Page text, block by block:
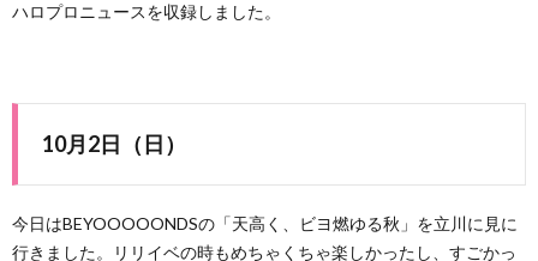
ハロプロニュースを収録しました。
10月2日（日）
今日はBEYOOOOONDSの「天高く、ビヨ燃ゆる秋」を立川に見に
行きました。リリイベの時もめちゃくちゃ楽しかったし、すごかっ